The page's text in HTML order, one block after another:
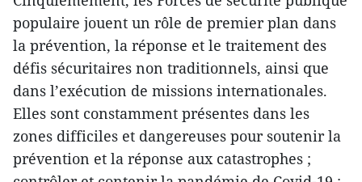
populaire jouent un rôle de premier plan dans
la prévention, la réponse et le traitement des
défis sécuritaires non traditionnels, ainsi que
dans l’exécution de missions internationales.
Elles sont constamment présentes dans les
zones difficiles et dangereuses pour soutenir la
prévention et la réponse aux catastrophes ;